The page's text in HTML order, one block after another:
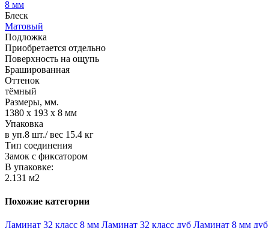
8 мм
Блеск
Матовый
Подложка
Приобретается отдельно
Поверхность на ощупь
Брашированная
Оттенок
тёмный
Размеры, мм.
1380 х 193 х 8 мм
Упаковка
в уп.8 шт./ вес 15.4 кг
Тип соединения
Замок с фиксатором
В упаковке:
2.131 м2
Похожие категории
Ламинат 32 класс 8 мм Ламинат 32 класс дуб Ламинат 8 мм дуб